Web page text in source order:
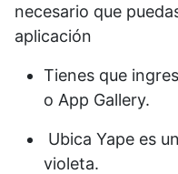
necesario que
aplicación
Tienes que
o App Gallery.
Ubica Yape es
violeta.